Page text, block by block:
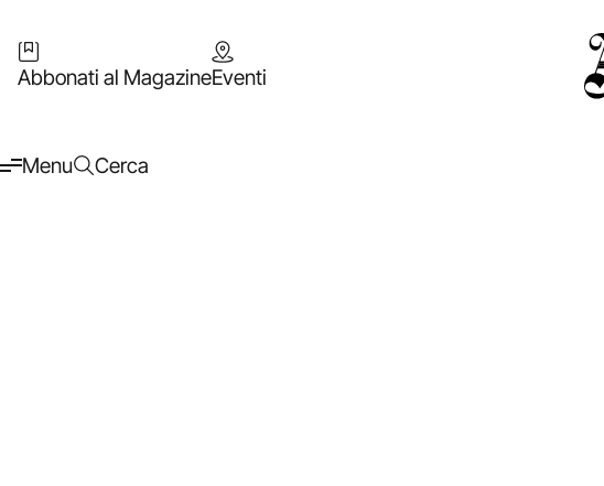
Abbonati al MagazineEventi
Menu Cerca